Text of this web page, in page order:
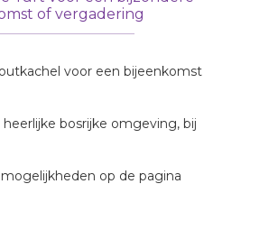
of vergadering
voor een bijeenkomst
bosrijke omgeving, bij
op de pagina